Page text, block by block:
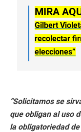
MIRA
Gilbert
recolectar
elecciones”
“Solicitamos se
que obligan al uso
la obligatoriedad